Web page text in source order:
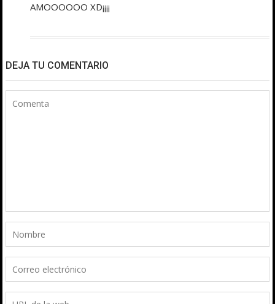
AMOOOOOO XD¡¡¡¡
DEJA TU COMENTARIO